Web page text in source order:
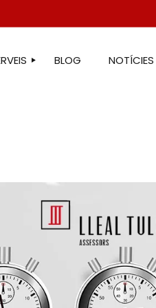
DE COMUNICACIÓ
EN ESTRANGERIA
DE DADES
IMMOBILIARIS
BLOG NOTÍCIES